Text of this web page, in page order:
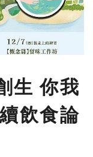
生 你我
飲食論